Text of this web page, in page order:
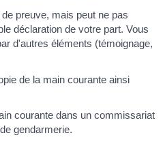
preuve, mais peut ne pas
déclaration de votre part. Vous
d'autres éléments (témoignage,
de la main courante ainsi
courante dans un commissariat
gendarmerie.